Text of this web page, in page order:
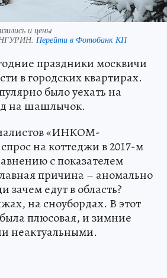
и цены
Перейти в Фотобанк КП
праздники москвичи
в городских квартирах.
было уехать на
на шашлычок.
«ИНКОМ-
на коттеджи в 2017-м
с показателем
причина – аномально
зачем едут в область?
на сноубордах. В этот
плюсовая, и зимние
неактуальными.